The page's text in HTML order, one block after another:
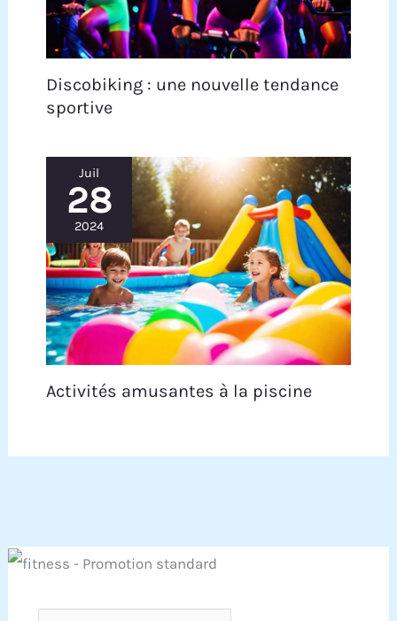
Discobiking : une nouvelle tendance
sportive
Juil
28
2024
Activités amusantes à la piscine